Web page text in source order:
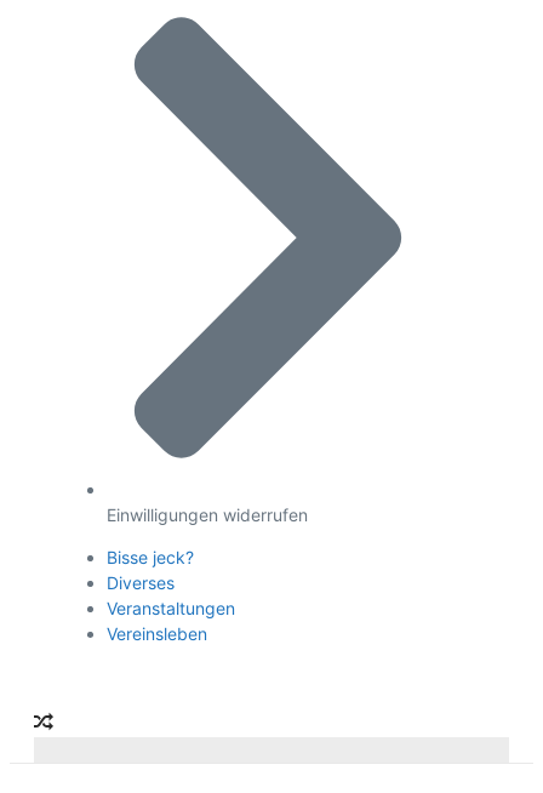
Einwilligungen widerrufen
Bisse jeck?
Diverses
Veranstaltungen
Vereinsleben